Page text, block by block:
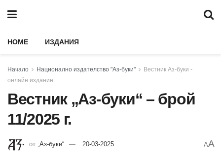
HOME ИЗДАНИЯ
Начало Национално издателство "Аз-буки"
Вестник Аз-буки -
онлайн издание
Вестник „Аз-буки“ – брой
11/2025 г.
от „Аз-буки“ 20-03-2025 AA